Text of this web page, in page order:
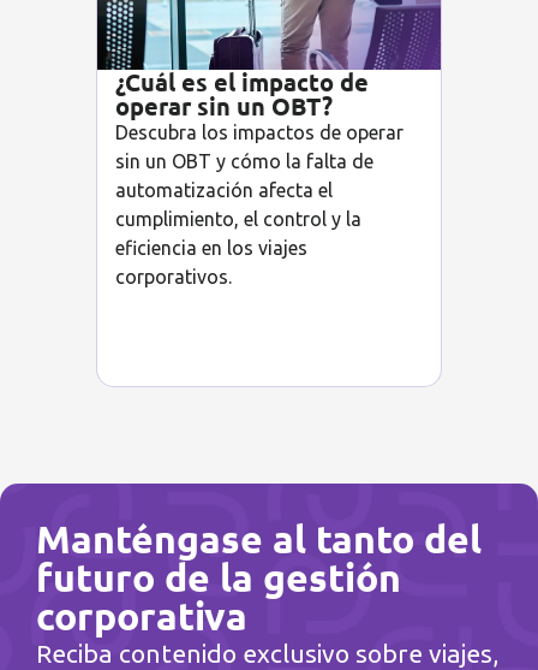
¿Cuál es el impacto de
operar sin un OBT?
Descubra los impactos de operar
sin un OBT y cómo la falta de
automatización afecta el
cumplimiento, el control y la
eficiencia en los viajes
corporativos.
Manténgase al tanto del
futuro de la gestión
corporativa
Reciba contenido exclusivo sobre viajes,